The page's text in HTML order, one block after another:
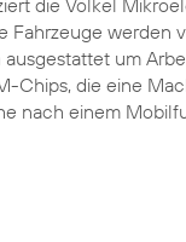
die Völkel
Fahrzeuge werden
um
Chips, die eine
nach einem